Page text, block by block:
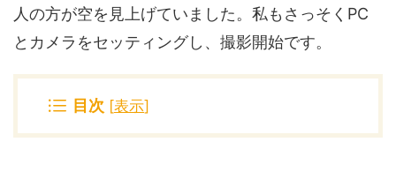
人の方が空を見上げていました。私もさっそくPC
とカメラをセッティングし、撮影開始です。
目次 [表示]